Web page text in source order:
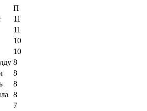
П
11
11
10
10
8
8
8
8
7